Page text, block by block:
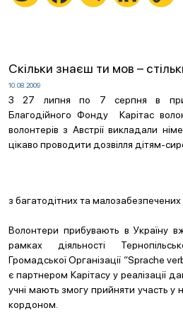
Скільки знаєш ти мов –
10.08.2009
З 27 липня по 7 серпня в
Благодійного Фонду Карітас
волонтерів з Австрії викладали
цікаво проводити дозвілля дітям-
з багатодітних та малозабезпечених
Волонтери прибувають в Україну
рамках діяльності
Громадської Організації “Sprache
є партнером Карітасу у реалізації
учні мають змогу прийняти участь у
кордоном.